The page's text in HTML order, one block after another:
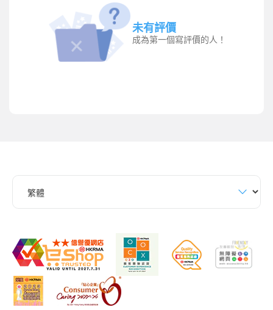
未有評價
成為第一個寫評價的人！